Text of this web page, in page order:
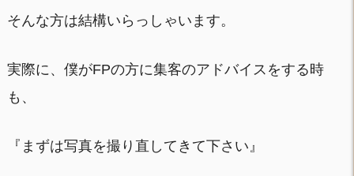
そんな方は結構いらっしゃいます。
実際に、僕がFPの方に集客のアドバイスをする時
も、
『まずは写真を撮り直してきて下さい』